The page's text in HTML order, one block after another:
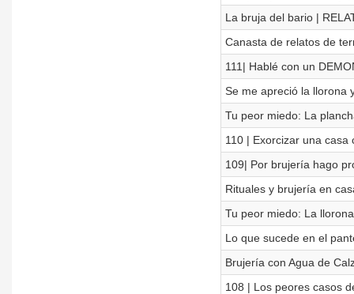
La bruja del bario |
Canasta de relatos de
111| Hablé con un
Se me apreció la llorona
Tu peor miedo: La
110 | Exorcizar una
109| Por brujería hago
Rituales y brujería en
Tu peor miedo: La
Lo que sucede en el
Brujería con Agua de
108 | Los peores casos